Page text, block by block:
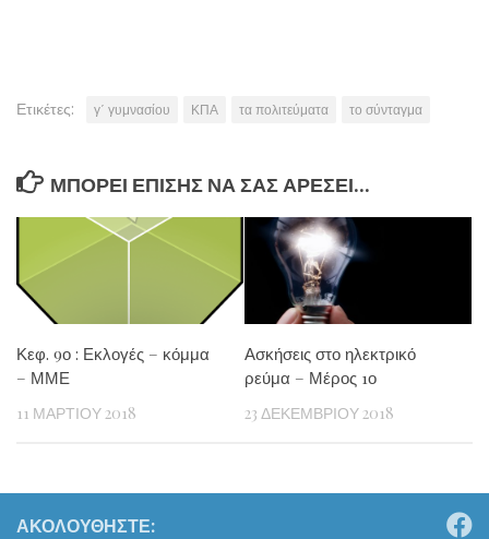
Ετικέτες: γ΄ γυμνασίου ΚΠΑ τα πολιτεύματα το σύνταγμα
ΜΠΟΡΕΊ ΕΠΊΣΗΣ ΝΑ ΣΑΣ ΑΡΈΣΕΙ...
Κεφ. 9ο : Εκλογές – κόμμα
– ΜΜΕ
11 ΜΑΡΤΊΟΥ 2018
Ασκήσεις στο ηλεκτρικό
ρεύμα – Μέρος 1ο
23 ΔΕΚΕΜΒΡΊΟΥ 2018
ΑΚΟΛΟΥΘΉΣΤΕ: